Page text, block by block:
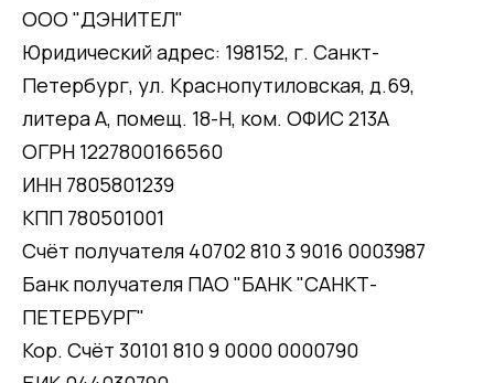
ООО "ДЭНИТЕЛ"
Юридический адрес: 198152, г. Санкт-
Петербург, ул. Краснопутиловская, д.69,
литера А, помещ. 18-Н, ком. ОФИС 213А
ОГРН 1227800166560
ИНН 7805801239
КПП 780501001
Счёт получателя 40702 810 3 9016 0003987
Банк получателя ПАО "БАНК "САНКТ-
ПЕТЕРБУРГ"
Кор. Счёт 30101 810 9 0000 0000790